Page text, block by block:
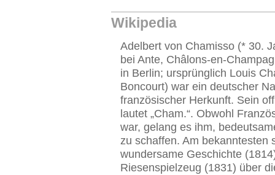
Wikipedia
Adelbert von Chamisso (* 30.
bei Ante, Châlons-en-
in Berlin; ursprünglich Louis
Boncourt) war ein deutscher
französischer Herkunft. Sein
lautet „Cham.“. Obwohl
war, gelang es ihm,
zu schaffen. Am bekanntesten
wundersame Geschichte
Riesenspielzeug (1831) über